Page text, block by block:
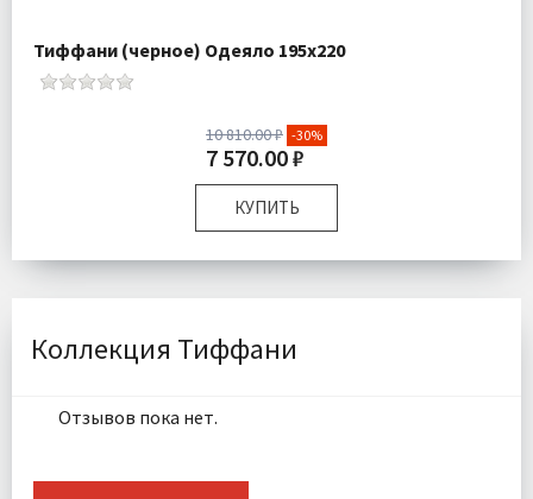
Тиффани (черное) Одеяло 195х220
10 810.00 ₽ -30%
7 570.00 ₽
КУПИТЬ
Размер:
195х220 см
Комплектация:
Ткань:
Коллекция Тиффани
Отзывов пока нет.